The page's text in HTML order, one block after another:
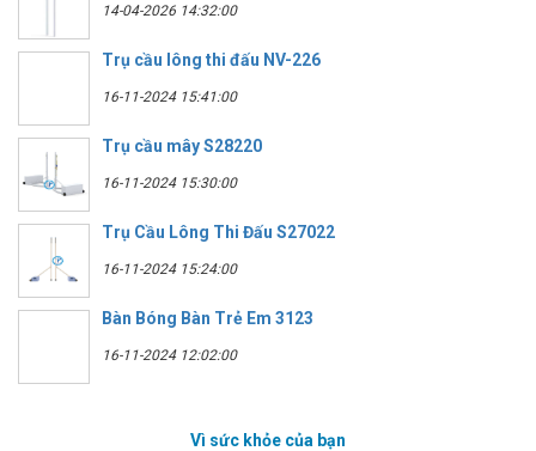
14-04-2026 14:32:00
Trụ cầu lông thi đấu NV-226
16-11-2024 15:41:00
Trụ cầu mây S28220
16-11-2024 15:30:00
Trụ Cầu Lông Thi Đấu S27022
16-11-2024 15:24:00
Bàn Bóng Bàn Trẻ Em 3123
16-11-2024 12:02:00
Vì sức khỏe của bạn